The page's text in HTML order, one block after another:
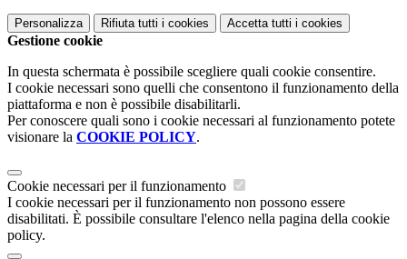
Personalizza Rifiuta tutti i cookies Accetta tutti i cookies
Gestione cookie
In questa schermata è possibile scegliere quali cookie consentire.
I cookie necessari sono quelli che consentono il funzionamento della
piattaforma e non è possibile disabilitarli.
Per conoscere quali sono i cookie necessari al funzionamento potete
visionare la COOKIE POLICY.
Cookie necessari per il funzionamento
I cookie necessari per il funzionamento non possono essere
disabilitati. È possibile consultare l'elenco nella pagina della cookie
policy.